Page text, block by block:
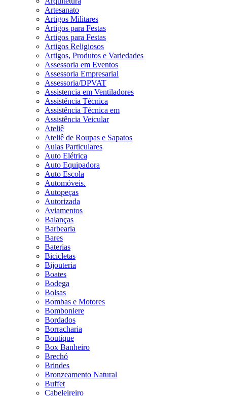
Artesanato
Artigos Militares
Artigos para Festas
Artigos para Festas
Artigos Religiosos
Artigos, Produtos e Variedades
Assessoria em Eventos
Assessoria Empresarial
Assessoria/DPVAT
Assistencia em Ventiladores
Assistência Técnica
Assistência Técnica em
Assistência Veicular
Ateliê
Ateliê de Roupas e Sapatos
Aulas Particulares
Auto Elétrica
Auto Equipadora
Auto Escola
Automóveis.
Autopeças
Autorizada
Aviamentos
Balanças
Barbearia
Bares
Baterias
Bicicletas
Bijouteria
Boates
Bodega
Bolsas
Bombas e Motores
Bomboniere
Bordados
Borracharia
Boutique
Box Banheiro
Brechó
Brindes
Bronzeamento Natural
Buffet
Cabeleireiro